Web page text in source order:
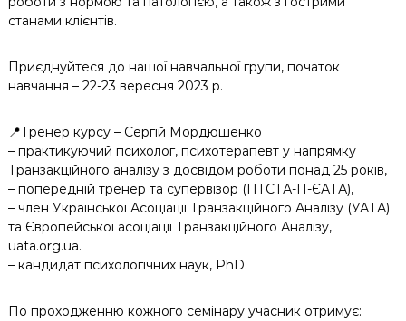
станами клієнтів.
Приєднуйтеся до нашої навчальної групи, початок
навчання – 22-23 вересня 2023 р.
📍Тренер курсу – Сергій Мордюшенко
– практикуючий психолог, психотерапевт у напрямку
Транзакційного аналізу з досвідом роботи понад 25 років,
– попередній тренер та супервізор (ПТСТА-П-ЄАТА),
– член Української Асоціації Транзакційного Аналізу (УАТА)
та Європейської асоціації Транзакційного Аналізу,
uata.org.ua.
– кандидат психологічних наук, PhD.
По проходженню кожного семінару учасник отримує: